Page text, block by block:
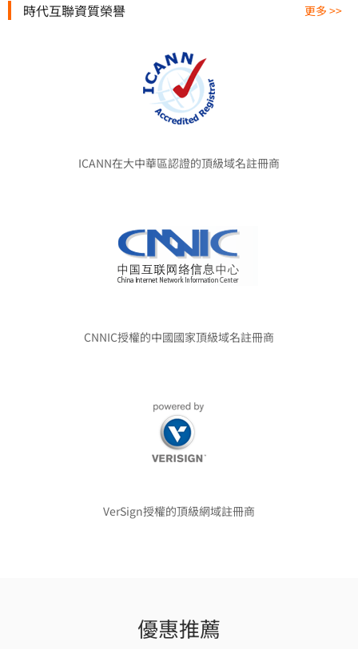
時代互聯資質榮譽 更多 >>
ICANN在大中華區認證的頂級域名註冊商
CNNIC授權的中國國家頂級域名註冊商
VerSign授權的頂級網域註冊商
優惠推薦